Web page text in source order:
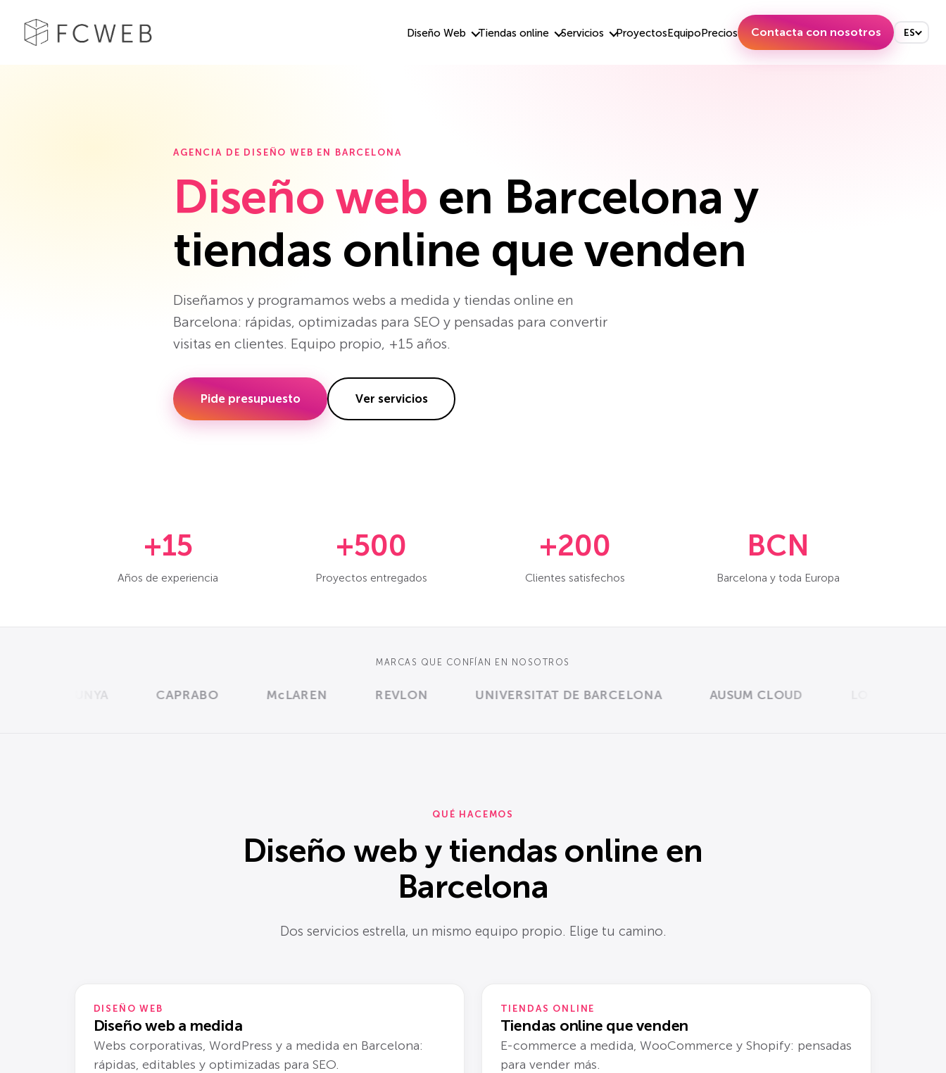
Diseño Web Tiendas online Servicios ProyectosEquipoPrecios Contacta con nosotros ES
AGENCIA DE DISEÑO WEB EN BARCELONA
Diseño web en Barcelona y
tiendas online que venden
Diseñamos y programamos webs a medida y tiendas online en
Barcelona: rápidas, optimizadas para SEO y pensadas para convertir
visitas en clientes. Equipo propio, +15 años.
Pide presupuesto Ver servicios
+15
Años de experiencia
+500
Proyectos entregados
+200
Clientes satisfechos
BCN
Barcelona y toda Europa
MARCAS QUE CONFÍAN EN NOSOTROS
CAPRABO McLAREN REVLON UNIVERSITAT DE BARCELONA AUSUM CLOUD
QUÉ HACEMOS
Diseño web y tiendas online en
Barcelona
Dos servicios estrella, un mismo equipo propio. Elige tu camino.
DISEÑO WEB
Diseño web a medida
Webs corporativas, WordPress y a medida en Barcelona:
rápidas, editables y optimizadas para SEO.
TIENDAS ONLINE
Tiendas online que venden
E-commerce a medida, WooCommerce y Shopify: pensadas
para vender más.